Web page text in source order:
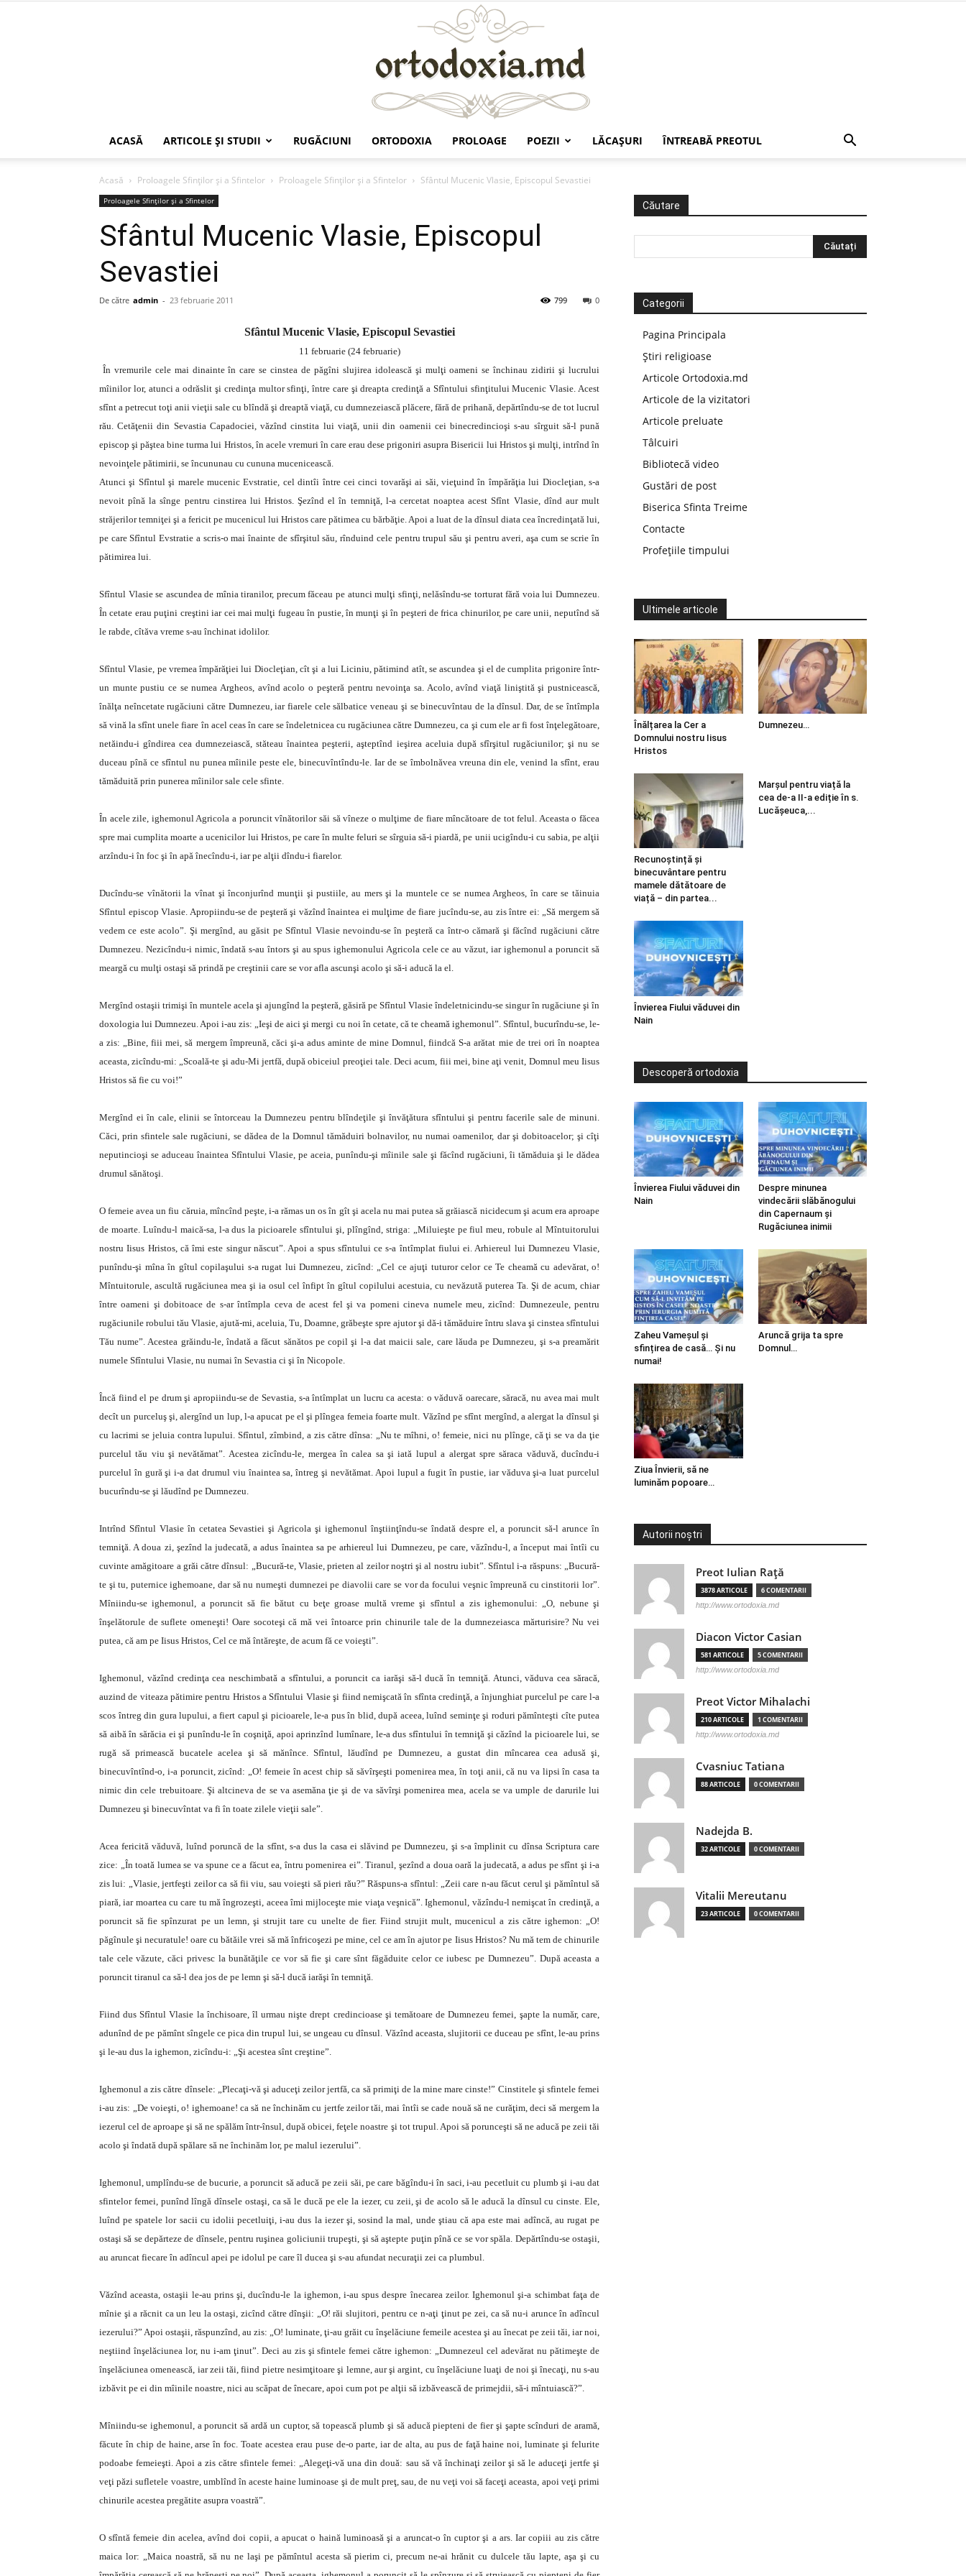
ACASĂ ARTICOLE ŞI STUDII RUGĂCIUNI ORTODOXIA PROLOAGE POEZII LĂCAŞURI ÎNTREABĂ PREOTUL
Acasă Proloagele Sfinților și a Sfintelor Proloagele Sfinților și a Sfintelor Sfântul Mucenic Vlasie, Episcopul Sevastiei
Proloagele Sfinților și a Sfintelor
Sfântul Mucenic Vlasie, Episcopul
Sevastiei
De către admin - 23 februarie 2011 0
799
Sfântul Mucenic Vlasie, Episcopul Sevastiei
11 februarie (24 februarie)
În vremurile cele mai dinainte în care se cinstea de păgîni slujirea idolească şi mulţi oameni se închinau zidirii şi lucrului
mîinilor lor, atunci a odrăslit şi credinţa multor sfinţi, între care şi dreapta credinţă a Sfîntului sfinţitului Mucenic Vlasie. Acest
sfînt a petrecut toţi anii vieţii sale cu blîndă şi dreaptă viaţă, cu dumnezeiască plăcere, fără de prihană, depărtîndu-se de tot lucrul
rău. Cetăţenii din Sevastia Capadociei, văzînd cinstita lui viaţă, unii din oamenii cei binecredincioşi s-au sîrguit să-l pună
episcop şi păştea bine turma lui Hristos, în acele vremuri în care erau dese prigoniri asupra Bisericii lui Hristos şi mulţi, intrînd în
nevoinţele pătimirii, se încununau cu cununa mucenicească.
Atunci şi Sfîntul şi marele mucenic Evstratie, cel dintîi între cei cinci tovarăşi ai săi, vieţuind în împărăţia lui Diocleţian, s-a
nevoit pînă la sînge pentru cinstirea lui Hristos. Şezînd el în temniţă, l-a cercetat noaptea acest Sfînt Vlasie, dînd aur mult
străjerilor temniţei şi a fericit pe mucenicul lui Hristos care pătimea cu bărbăţie. Apoi a luat de la dînsul diata cea încredinţată lui,
pe care Sfîntul Evstratie a scris-o mai înainte de sfîrşitul său, rînduind cele pentru trupul său şi pentru averi, aşa cum se scrie în
pătimirea lui.
Sfîntul Vlasie se ascundea de mînia tiranilor, precum făceau pe atunci mulţi sfinţi, nelăsîndu-se torturat fără voia lui Dumnezeu.
În cetate erau puţini creştini iar cei mai mulţi fugeau în pustie, în munţi şi în peşteri de frica chinurilor, pe care unii, neputînd să
le rabde, cîtăva vreme s-au închinat idolilor.
Sfîntul Vlasie, pe vremea împărăţiei lui Diocleţian, cît şi a lui Liciniu, pătimind atît, se ascundea şi el de cumplita prigonire într-
un munte pustiu ce se numea Argheos, avînd acolo o peşteră pentru nevoinţa sa. Acolo, avînd viaţă liniştită şi pustnicească,
înălţa neîncetate rugăciuni către Dumnezeu, iar fiarele cele sălbatice veneau şi se binecuvîntau de la dînsul. Dar, de se întîmpla
să vină la sfînt unele fiare în acel ceas în care se îndeletnicea cu rugăciunea către Dumnezeu, ca şi cum ele ar fi fost înţelegătoare,
netăindu-i gîndirea cea dumnezeiască, stăteau înaintea peşterii, aşteptînd ieşirea aceluia după sfîrşitul rugăciunilor; şi nu se
duceau pînă ce sfîntul nu punea mîinile peste ele, binecuvîntîndu-le. Iar de se îmbolnăvea vreuna din ele, venind la sfînt, erau
tămăduită prin punerea mîinilor sale cele sfinte.
În acele zile, ighemonul Agricola a poruncit vînătorilor săi să vîneze o mulţime de fiare mîncătoare de tot felul. Aceasta o făcea
spre mai cumplita moarte a ucenicilor lui Hristos, pe care în multe feluri se sîrguia să-i piardă, pe unii ucigîndu-i cu sabia, pe alţii
arzîndu-i în foc şi în apă înecîndu-i, iar pe alţii dîndu-i fiarelor.
Ducîndu-se vînătorii la vînat şi înconjurînd munţii şi pustiile, au mers şi la muntele ce se numea Argheos, în care se tăinuia
Sfîntul episcop Vlasie. Apropiindu-se de peşteră şi văzînd înaintea ei mulţime de fiare jucîndu-se, au zis între ei: „Să mergem să
vedem ce este acolo”. Şi mergînd, au găsit pe Sfîntul Vlasie nevoindu-se în peşteră ca într-o cămară şi făcînd rugăciuni către
Dumnezeu. Nezicîndu-i nimic, îndată s-au întors şi au spus ighemonului Agricola cele ce au văzut, iar ighemonul a poruncit să
meargă cu mulţi ostaşi să prindă pe creştinii care se vor afla ascunşi acolo şi să-i aducă la el.
Mergînd ostaşii trimişi în muntele acela şi ajungînd la peşteră, găsiră pe Sfîntul Vlasie îndeletnicindu-se singur în rugăciune şi în
doxologia lui Dumnezeu. Apoi i-au zis: „Ieşi de aici şi mergi cu noi în cetate, că te cheamă ighemonul”. Sfîntul, bucurîndu-se, le-
a zis: „Bine, fiii mei, să mergem împreună, căci şi-a adus aminte de mine Domnul, fiindcă S-a arătat mie de trei ori în noaptea
aceasta, zicîndu-mi: „Scoală-te şi adu-Mi jertfă, după obiceiul preoţiei tale. Deci acum, fiii mei, bine aţi venit, Domnul meu Iisus
Hristos să fie cu voi!”
Mergînd ei în cale, elinii se întorceau la Dumnezeu pentru blîndeţile şi învăţătura sfîntului şi pentru facerile sale de minuni.
Căci, prin sfintele sale rugăciuni, se dădea de la Domnul tămăduiri bolnavilor, nu numai oamenilor, dar şi dobitoacelor; şi cîţi
neputincioşi se aduceau înaintea Sfîntului Vlasie, pe aceia, punîndu-şi mîinile sale şi făcînd rugăciuni, îi tămăduia şi le dădea
drumul sănătoşi.
O femeie avea un fiu căruia, mîncînd peşte, i-a rămas un os în gît şi acela nu mai putea să grăiască nicidecum şi acum era aproape
de moarte. Luîndu-l maică-sa, l-a dus la picioarele sfîntului şi, plîngînd, striga: „Miluieşte pe fiul meu, robule al Mîntuitorului
nostru Iisus Hristos, că îmi este singur născut”. Apoi a spus sfîntului ce s-a întîmplat fiului ei. Arhiereul lui Dumnezeu Vlasie,
punîndu-şi mîna în gîtul copilaşului s-a rugat lui Dumnezeu, zicînd: „Cel ce ajuţi tuturor celor ce Te cheamă cu adevărat, o!
Mîntuitorule, ascultă rugăciunea mea şi ia osul cel înfipt în gîtul copilului acestuia, cu nevăzută puterea Ta. Şi de acum, chiar
între oameni şi dobitoace de s-ar întîmpla ceva de acest fel şi va pomeni cineva numele meu, zicînd: Dumnezeule, pentru
rugăciunile robului tău Vlasie, ajută-mi, aceluia, Tu, Doamne, grăbeşte spre ajutor şi dă-i tămăduire întru slava şi cinstea sfîntului
Tău nume”. Acestea grăindu-le, îndată a făcut sănătos pe copil şi l-a dat maicii sale, care lăuda pe Dumnezeu, şi s-a preamărit
numele Sfîntului Vlasie, nu numai în Sevastia ci şi în Nicopole.
Încă fiind el pe drum şi apropiindu-se de Sevastia, s-a întîmplat un lucru ca acesta: o văduvă oarecare, săracă, nu avea mai mult
decît un purceluş şi, alergînd un lup, l-a apucat pe el şi plîngea femeia foarte mult. Văzînd pe sfînt mergînd, a alergat la dînsul şi
cu lacrimi se jeluia contra lupului. Sfîntul, zîmbind, a zis către dînsa: „Nu te mîhni, o! femeie, nici nu plînge, că ţi se va da ţie
purcelul tău viu şi nevătămat”. Acestea zicîndu-le, mergea în calea sa şi iată lupul a alergat spre săraca văduvă, ducîndu-i
purcelul în gură şi i-a dat drumul viu înaintea sa, întreg şi nevătămat. Apoi lupul a fugit în pustie, iar văduva şi-a luat purcelul
bucurîndu-se şi lăudînd pe Dumnezeu.
Intrînd Sfîntul Vlasie în cetatea Sevastiei şi Agricola şi ighemonul înştiinţîndu-se îndată despre el, a poruncit să-l arunce în
temniţă. A doua zi, şezînd la judecată, a adus înaintea sa pe arhiereul lui Dumnezeu, pe care, văzîndu-l, a început mai întîi cu
cuvinte amăgitoare a grăi către dînsul: „Bucură-te, Vlasie, prieten al zeilor noştri şi al nostru iubit”. Sfîntul i-a răspuns: „Bucură-
te şi tu, puternice ighemoane, dar să nu numeşti dumnezei pe diavolii care se vor da focului veşnic împreună cu cinstitorii lor”.
Mîniindu-se ighemonul, a poruncit să fie bătut cu beţe groase multă vreme şi sfîntul a zis ighemonului: „O, nebune şi
înşelătorule de suflete omeneşti! Oare socoteşi că mă vei întoarce prin chinurile tale de la dumnezeiasca mărturisire? Nu vei
putea, că am pe Iisus Hristos, Cel ce mă întăreşte, de acum fă ce voieşti”.
Ighemonul, văzînd credinţa cea neschimbată a sfîntului, a poruncit ca iarăşi să-l ducă în temniţă. Atunci, văduva cea săracă,
auzind de viteaza pătimire pentru Hristos a Sfîntului Vlasie şi fiind nemişcată în sfînta credinţă, a înjunghiat purcelul pe care l-a
scos întreg din gura lupului, a fiert capul şi picioarele, le-a pus în blid, după aceea, luînd seminţe şi roduri pămînteşti cîte putea
să aibă în sărăcia ei şi punîndu-le în coşniţă, apoi aprinzînd lumînare, le-a dus sfîntului în temniţă şi căzînd la picioarele lui, se
rugă să primească bucatele acelea şi să mănînce. Sfîntul, lăudînd pe Dumnezeu, a gustat din mîncarea cea adusă şi,
binecuvîntînd-o, i-a poruncit, zicînd: „O! femeie în acest chip să săvîrşeşti pomenirea mea, în toţi anii, că nu va lipsi în casa ta
nimic din cele trebuitoare. Şi altcineva de se va asemăna ţie şi de va săvîrşi pomenirea mea, acela se va umple de darurile lui
Dumnezeu şi binecuvîntat va fi în toate zilele vieţii sale”.
Acea fericită văduvă, luînd poruncă de la sfînt, s-a dus la casa ei slăvind pe Dumnezeu, şi s-a împlinit cu dînsa Scriptura care
zice: „În toată lumea se va spune ce a făcut ea, întru pomenirea ei”. Tiranul, şezînd a doua oară la judecată, a adus pe sfînt şi i-a
zis lui: „Vlasie, jertfeşti zeilor ca să fii viu, sau voieşti să pieri rău?” Răspuns-a sfîntul: „Zeii care n-au făcut cerul şi pămîntul să
piară, iar moartea cu care tu mă îngrozeşti, aceea îmi mijloceşte mie viaţa veşnică”. Ighemonul, văzîndu-l nemişcat în credinţă, a
poruncit să fie spînzurat pe un lemn, şi strujit tare cu unelte de fier. Fiind strujit mult, mucenicul a zis către ighemon: „O!
păgînule şi necuratule! oare cu bătăile vrei să mă înfricoşezi pe mine, cel ce am în ajutor pe Iisus Hristos? Nu mă tem de chinurile
tale cele văzute, căci privesc la bunătăţile ce vor să fie şi care sînt făgăduite celor ce iubesc pe Dumnezeu”. După aceasta a
poruncit tiranul ca să-l dea jos de pe lemn şi să-l ducă iarăşi în temniţă.
Fiind dus Sfîntul Vlasie la închisoare, îl urmau nişte drept credincioase şi temătoare de Dumnezeu femei, şapte la număr, care,
adunînd de pe pămînt sîngele ce pica din trupul lui, se ungeau cu dînsul. Văzînd aceasta, slujitorii ce duceau pe sfînt, le-au prins
şi le-au dus la ighemon, zicîndu-i: „Şi acestea sînt creştine”.
Ighemonul a zis către dînsele: „Plecaţi-vă şi aduceţi zeilor jertfă, ca să primiţi de la mine mare cinste!” Cinstitele şi sfintele femei
i-au zis: „De voieşti, o! ighemoane! ca să ne închinăm cu jertfe zeilor tăi, mai întîi se cade nouă să ne curăţim, deci să mergem la
iezerul cel de aproape şi să ne spălăm într-însul, după obicei, feţele noastre şi tot trupul. Apoi să porunceşti să ne aducă pe zeii tăi
acolo şi îndată după spălare să ne închinăm lor, pe malul iezerului”.
Ighemonul, umplîndu-se de bucurie, a poruncit să aducă pe zeii săi, pe care băgîndu-i în saci, i-au pecetluit cu plumb şi i-au dat
sfintelor femei, punînd lîngă dînsele ostaşi, ca să le ducă pe ele la iezer, cu zeii, şi de acolo să le aducă la dînsul cu cinste. Ele,
luînd pe spatele lor sacii cu idolii pecetluiţi, i-au dus la iezer şi, sosind la mal, unde ştiau că apa este mai adîncă, au rugat pe
ostaşi să se depărteze de dînsele, pentru ruşinea goliciunii trupeşti, şi să aştepte puţin pînă ce se vor spăla. Depărtîndu-se ostaşii,
au aruncat fiecare în adîncul apei pe idolul pe care îl ducea şi s-au afundat necuraţii zei ca plumbul.
Văzînd aceasta, ostaşii le-au prins şi, ducîndu-le la ighemon, i-au spus despre înecarea zeilor. Ighemonul şi-a schimbat faţa de
mînie şi a răcnit ca un leu la ostaşi, zicînd către dînşii: „O! răi slujitori, pentru ce n-aţi ţinut pe zei, ca să nu-i arunce în adîncul
iezerului?” Apoi ostaşii, răspunzînd, au zis: „O! luminate, ţi-au grăit cu înşelăciune femeile acestea şi au înecat pe zeii tăi, iar noi,
neştiind înşelăciunea lor, nu i-am ţinut”. Deci au zis şi sfintele femei către ighemon: „Dumnezeul cel adevărat nu pătimeşte de
înşelăciunea omenească, iar zeii tăi, fiind pietre nesimţitoare şi lemne, aur şi argint, cu înşelăciune luaţi de noi şi înecaţi, nu s-au
izbăvit pe ei din mîinile noastre, nici au scăpat de înecare, apoi cum pot pe alţii să izbăvească de primejdii, să-i mîntuiască?”.
Mîniindu-se ighemonul, a poruncit să ardă un cuptor, să topească plumb şi să aducă piepteni de fier şi şapte scînduri de aramă,
făcute în chip de haine, arse în foc. Toate acestea erau puse de-o parte, iar de alta, au pus de faţă haine noi, luminate şi felurite
podoabe femeieşti. Apoi a zis către sfintele femei: „Alegeţi-vă una din două: sau să vă închinaţi zeilor şi să le aduceţi jertfe şi
veţi păzi sufletele voastre, umblînd în aceste haine luminoase şi de mult preţ, sau, de nu veţi voi să faceţi aceasta, apoi veţi primi
chinurile acestea pregătite asupra voastră”.
O sfîntă femeie din acelea, avînd doi copii, a apucat o haină luminoasă şi a aruncat-o în cuptor şi a ars. Iar copiii au zis către
maica lor: „Maica noastră, să nu ne laşi pe pămîntul acesta să pierim ci, precum ne-ai hrănit cu dulcele tău lapte, aşa şi cu
Căutare
Categorii
Pagina Principala
Știri religioase
Articole Ortodoxia.md
Articole de la vizitatori
Articole preluate
Tâlcuiri
Bibliotecă video
Gustări de post
Biserica Sfinta Treime
Contacte
Profețiile timpului
Ultimele articole
Înălțarea la Cer a
Domnului nostru Iisus
Hristos
Dumnezeu…
Recunoștință și
binecuvântare pentru
mamele dătătoare de
viață – din partea...
Marșul pentru viață la
cea de-a II-a ediție în s.
Lucășeuca,...
Învierea Fiului văduvei din
Nain
Descoperă ortodoxia
Învierea Fiului văduvei din
Nain
Despre minunea
vindecării slăbănogului
din Capernaum și
Rugăciunea inimii
Zaheu Vameșul și
sfințirea de casă… Și nu
numai!
Aruncă grija ta spre
Domnul…
Ziua Învierii, să ne
luminăm popoare…
Autorii noștri
Preot Iulian Raţă
3878 ARTICOLE 6 COMENTARII
http://www.ortodoxia.md
Diacon Victor Casian
581 ARTICOLE 5 COMENTARII
http://www.ortodoxia.md
Preot Victor Mihalachi
210 ARTICOLE 1 COMENTARII
http://www.ortodoxia.md
Cvasniuc Tatiana
88 ARTICOLE 0 COMENTARII
Nadejda B.
32 ARTICOLE 0 COMENTARII
Vitalii Mereutanu
23 ARTICOLE 0 COMENTARII